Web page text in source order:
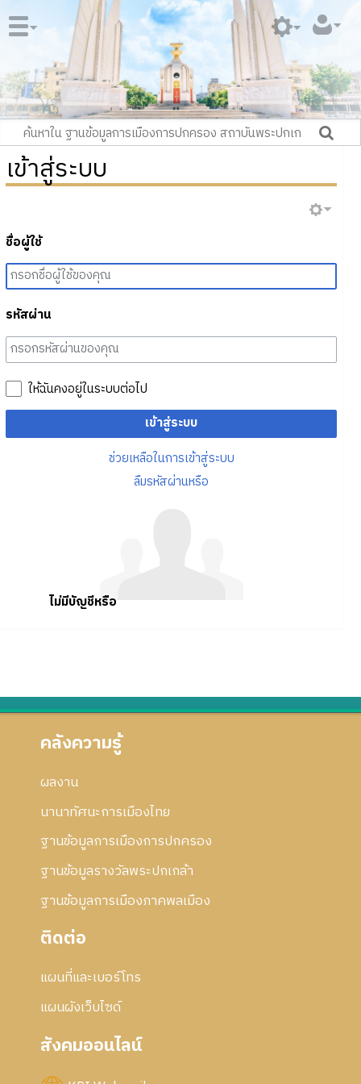
เข้าสู่ระบบ
ชื่อผู้ใช้
รหัสผ่าน
ให้ฉันคงอยู่ในระบบต่อไป
เข้าสู่ระบบ
ช่วยเหลือในการเข้าสู่ระบบ
ลืมรหัสผ่านหรือ
ไม่มีบัญชีหรือ
คลังความรู้
ผลงาน
นานาทัศนะการเมืองไทย
ฐานข้อมูลการเมืองการปกครอง
ฐานข้อมูลรางวัลพระปกเกล้า
ฐานข้อมูลการเมืองภาคพลเมือง
ติดต่อ
แผนที่และเบอร์โทร
แผนผังเว็บไซด์
สังคมออนไลน์